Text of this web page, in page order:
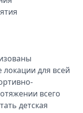
для всей
всего
детская